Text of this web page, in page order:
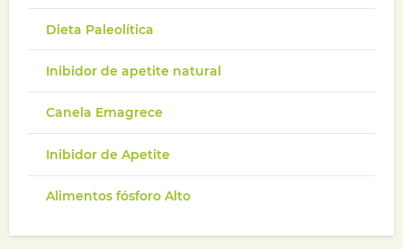
Dieta Paleolítica
Inibidor de apetite natural
Canela Emagrece
Inibidor de Apetite
Alimentos fósforo Alto